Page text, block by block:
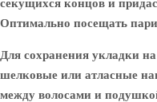
секущихся концов и
Оптимально посещать
Для сохранения укладки
шелковые или атласные
между волосами и